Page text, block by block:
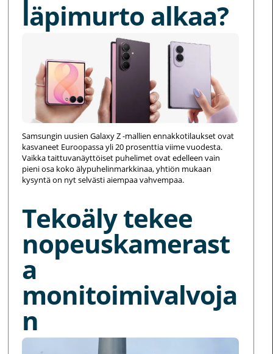
läpimurto alkaa?
Samsungin uusien Galaxy Z -mallien ennakkotilaukset ovat
kasvaneet Euroopassa yli 20 prosenttia viime vuodesta.
Vaikka taittuvanäyttöiset puhelimet ovat edelleen vain
pieni osa koko älypuhelinmarkkinaa, yhtiön mukaan
kysyntä on nyt selvästi aiempaa vahvempaa.
Tekoäly tekee
nopeuskamerast
a
monitoimivalvoja
n